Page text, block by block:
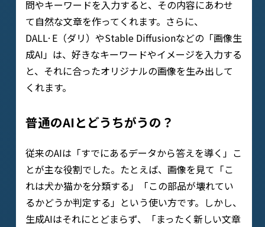
問やキーワードを入力すると、その内容にあわせ
て自然な文章を作ってくれます。さらに、
DALL·E（ダリ）やStable Diffusionなどの「画像生
成AI」は、好きなキーワードやイメージを入力する
と、それに合ったオリジナルの画像を生み出して
くれます。
普通のAIとどうちがうの？
従来のAIは「すでにあるデータから答えを導く」こ
とが主な役割でした。たとえば、画像を見て「こ
れは犬か猫かを分類する」「この部品が壊れてい
るかどうか判定する」という使い方です。しかし、
生成AIはそれにとどまらず、「まったく新しい文章